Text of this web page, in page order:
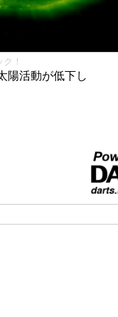
！
陽活動が低下し